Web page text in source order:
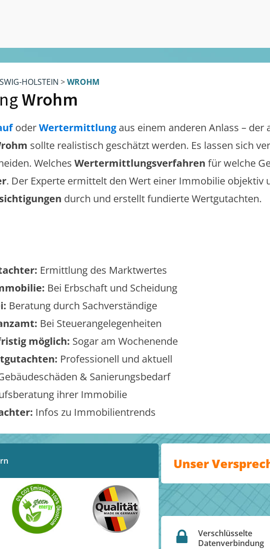
HOLSTEIN >WROHM
Wrohm
oderWertermittlung aus einem anderen Anlass – der
sollte realistisch geschätzt werden. Es lassen sich
Welches Wertermittlungsverfahren für welche
. Der Experte ermittelt den Wert einer Immobilie objektiv
durch und erstellt fundierte Wertgutachten.
Ermittlung des Marktwertes
Bei Erbschaft und Scheidung
Beratung durch Sachverständige
Bei Steuerangelegenheiten
möglich: Sogar am Wochenende
Professionell und aktuell
& Sanierungsbedarf
ihrer Immobilie
Infos zu Immobilientrends
Unser
Verschlüsselte
Datenverbindung